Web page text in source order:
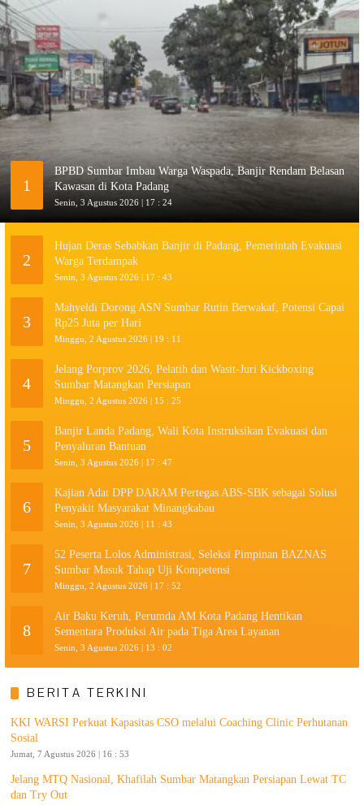
1
BPBD Sumbar Imbau Warga Waspada, Banjir Rendam Belasan
Kawasan di Kota Padang
Senin, 3 Agustus 2026 | 17 : 24
2
Hujan Deras Sebabkan Banjir di Padang, Pemerintah Evakuasi
Warga Terdampak
Senin, 3 Agustus 2026 | 17 : 43
3
Mahyeldi Dorong ASN Sumbar Rutin Berwakaf, Potensi Capai
Rp25 Juta per Hari
Minggu, 2 Agustus 2026 | 19 : 11
4
Jelang Porprov 2026, Pelatih dan Wasit-Juri Kickboxing
Sumbar Matangkan Persiapan
Minggu, 2 Agustus 2026 | 15 : 25
5
Banjir Landa Padang, Wali Kota Instruksikan Evakuasi dan
Penyaluran Bantuan
Senin, 3 Agustus 2026 | 17 : 47
6
Kajian Adat DPP DARAM Pertegas ABS-SBK sebagai Solusi
Penyakit Masyarakat Minangkabau
Senin, 3 Agustus 2026 | 11 : 43
7
52 Peserta Lolos Administrasi, Seleksi Pimpinan BAZNAS
Sumbar Masuk Tahap Uji Kompetensi
Minggu, 2 Agustus 2026 | 17 : 52
8
Air Baku Keruh, Perumda AM Kota Padang Hentikan
Sementara Produksi Air pada Tiga Area Layanan
Senin, 3 Agustus 2026 | 13 : 02
BERITA TERKINI
KKI WARSI Perkuat Kapasitas CSO melalui Coaching Clinic Perhutanan
Sosial
Jumat, 7 Agustus 2026 | 16 : 53
Jelang MTQ Nasional, Khafilah Sumbar Matangkan Persiapan Lewat TC
dan Try Out